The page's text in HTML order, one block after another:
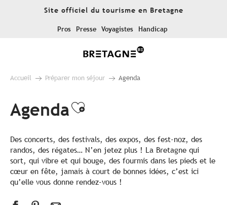
Site officiel du tourisme en Bretagne
Pros Presse Voyagistes Handicap
Accueil Préparer mon séjour Agenda
AgendaAjouter aux favoris
Des concerts, des festivals, des expos, des fest-noz, des
randos, des régates… N’en jetez plus ! La Bretagne qui
sort, qui vibre et qui bouge, des fourmis dans les pieds et le
cœur en fête, jamais à court de bonnes idées, c’est ici
qu’elle vous donne rendez-vous !